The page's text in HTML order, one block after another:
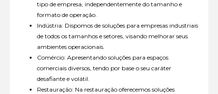
tipo de empresa, independentemente do tamanho e
formato de operação.
Indústria: Dispomos de soluções para empresas industriais
de todos os tamanhos e setores, visando melhorar seus
ambientes operacionais.
Comércio: Apresentando soluções para espaços
comerciais diversos, tendo por base o seu caráter
desafiante e volátil.
Restauração: Na restauração oferecemos soluções